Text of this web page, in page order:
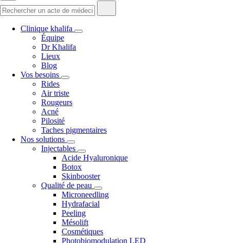
Clinique khalifa
Équipe
Dr Khalifa
Lieux
Blog
Vos besoins
Rides
Air triste
Rougeurs
Acné
Pilosité
Taches pigmentaires
Nos solutions
Injectables
Acide Hyaluronique
Botox
Skinbooster
Qualité de peau
Microneedling
Hydrafacial
Peeling
Mésolift
Cosmétiques
Photobiomodulation LED